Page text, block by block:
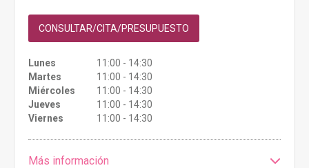
CONSULTAR/CITA/PRESUPUESTO
Lunes
11:00 - 14:30
Martes
11:00 - 14:30
Miércoles
11:00 - 14:30
Jueves
11:00 - 14:30
Viernes
11:00 - 14:30
Más información